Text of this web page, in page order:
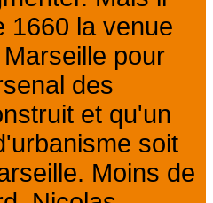
1660 la venue
pour
des
et qu'un
soit
Moins de